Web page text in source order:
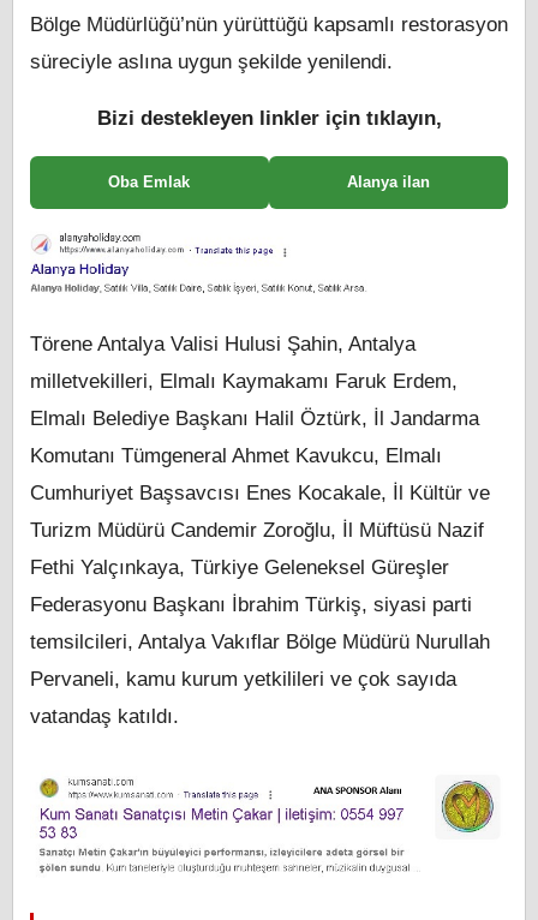
Bölge Müdürlüğü’nün yürüttüğü kapsamlı restorasyon
süreciyle aslına uygun şekilde yenilendi.
Bizi destekleyen linkler için tıklayın,
Oba Emlak Alanya ilan
Törene Antalya Valisi Hulusi Şahin, Antalya
milletvekilleri, Elmalı Kaymakamı Faruk Erdem,
Elmalı Belediye Başkanı Halil Öztürk, İl Jandarma
Komutanı Tümgeneral Ahmet Kavukcu, Elmalı
Cumhuriyet Başsavcısı Enes Kocakale, İl Kültür ve
Turizm Müdürü Candemir Zoroğlu, İl Müftüsü Nazif
Fethi Yalçınkaya, Türkiye Geleneksel Güreşler
Federasyonu Başkanı İbrahim Türkiş, siyasi parti
temsilcileri, Antalya Vakıflar Bölge Müdürü Nurullah
Pervaneli, kamu kurum yetkilileri ve çok sayıda
vatandaş katıldı.